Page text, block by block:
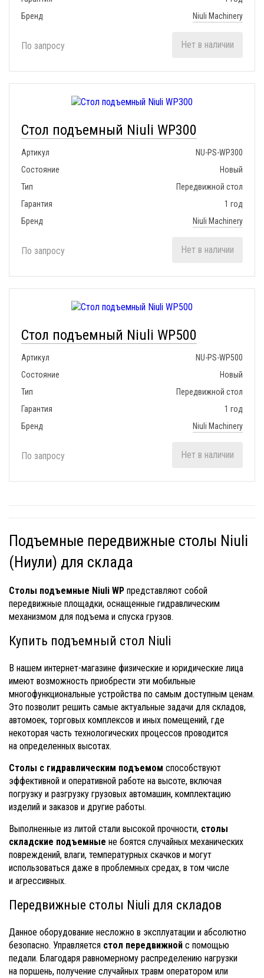
Бренд
Niuli Machinery
По запросу Нет в наличии
Стол подъемный Niuli WP300
Артикул
NU-PS-WP300
Состояние
Новый
Тип
Передвижной стол
Гарантия
1 год
Бренд
Niuli Machinery
По запросу Нет в наличии
Стол подъемный Niuli WP500
Артикул
NU-PS-WP500
Состояние
Новый
Тип
Передвижной стол
Гарантия
1 год
Бренд
Niuli Machinery
По запросу Нет в наличии
Подъемные передвижные столы Niuli
(Ниули) для склада
Столы подъемные Niuli WP представляют собой
передвижные площадки, оснащенные гидравлическим
механизмом для подъема и спуска грузов.
Купить подъемный стол Niuli
В нашем интернет-магазине физические и юридические лица
имеют возможность приобрести эти мобильные
многофункциональные устройства по самым доступным ценам.
Это позволит решить самые актуальные задачи для складов,
автомоек, торговых комплексов и иных помещений, где
некоторая часть технологических процессов проводится
на определенных высотах.
Столы с гидравлическим подъемом способствуют
эффективной и оперативной работе на высоте, включая
погрузку и разгрузку грузовых автомашин, комплектацию
изделий и заказов и другие работы.
Выполненные из литой стали высокой прочности, столы
складские подъемные не боятся случайных механических
повреждений, влаги, температурных скачков и могут
использоваться даже в проблемных средах, в том числе
и агрессивных.
Передвижные столы Niuli для складов
Данное оборудование несложно в эксплуатации и абсолютно
безопасно. Управляется стол передвижной с помощью
педали. Благодаря равномерному распределению нагрузки
на поршень, получение случайных травм оператором или